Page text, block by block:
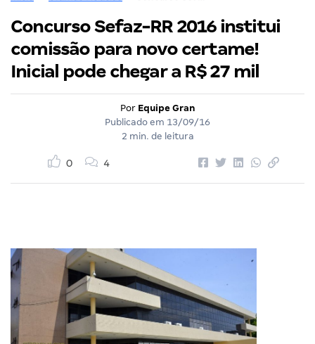
Concurso Sefaz-RR 2016 institui
comissão para novo certame!
Inicial pode chegar a R$ 27 mil
Por Equipe Gran
Publicado em 13/09/16
2 min. de leitura
0 4